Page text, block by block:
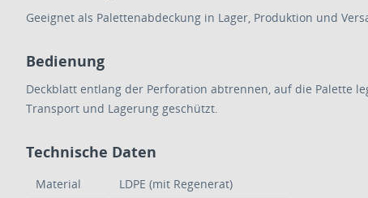
Geeignet als Palettenabdeckung in Lager, Produktion und
Bedienung
Deckblatt entlang der Perforation abtrennen, auf die Palette
Transport und Lagerung geschützt.
Technische Daten
Material
LDPE (mit Regenerat)